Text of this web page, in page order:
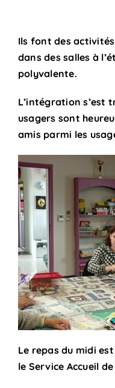
Ils font des
dans des salles à
polyvalente.
L’intégration s’est
usagers sont
amis parmi les
Le repas du midi
le Service Accueil